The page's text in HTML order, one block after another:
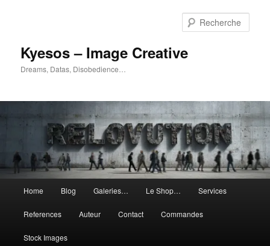
Kyesos – Image Creative
Dreams, Datas, Disobedience…
principal
Home Blog Galeries… Le Shop… Services
References Auteur Contact Commandes
Stock Images